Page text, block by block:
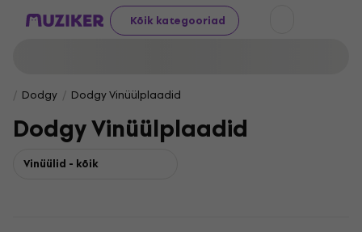
Kõik kategooriad
Dodgy Dodgy Vinüülplaadid
Dodgy Vinüülplaadid
Vinüülid - kõik